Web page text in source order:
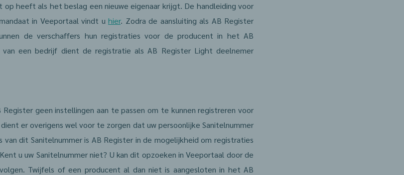
heeft als het beslag een nieuwe eigenaar krijgt. De handleiding voor
in Veeportaal vindt u hier. Zodra de aansluiting als AB Register
de verschaffers hun registraties voor de producent in het AB
van een bedrijf dient de registratie als AB Register Light deelnemer
geen instellingen aan te passen om te kunnen registreren voor
er overigens wel voor te zorgen dat uw persoonlijke Sanitelnummer
van dit Sanitelnummer is AB Register in de mogelijkheid om registraties
u uw Sanitelnummer niet? U kan dit opzoeken in Veeportaal door de
Twijfels of een producent al dan niet is aangesloten in het AB